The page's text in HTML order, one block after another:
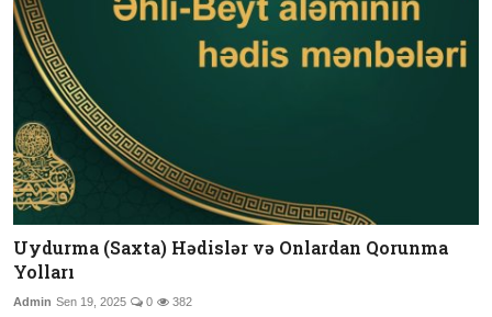
Uydurma (Saxta) Hədislər və Onlardan Qorunma
Yolları
Admin Sen 19, 2025 0 382